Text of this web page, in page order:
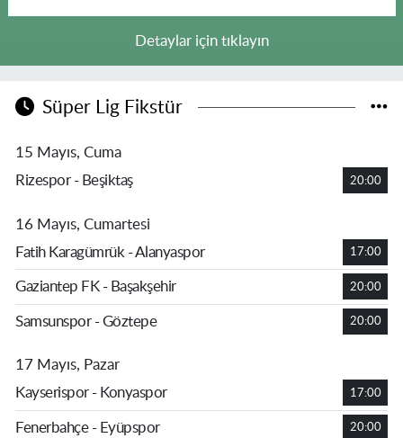
Detaylar için tıklayın
Süper Lig Fikstür
15 Mayıs, Cuma
Rizespor - Beşiktaş
20:00
16 Mayıs, Cumartesi
Fatih Karagümrük - Alanyaspor
17:00
Gaziantep FK - Başakşehir 20:00
Samsunspor - Göztepe 20:00
17 Mayıs, Pazar
Kayserispor - Konyaspor
17:00
Fenerbahçe - Eyüpspor 20:00